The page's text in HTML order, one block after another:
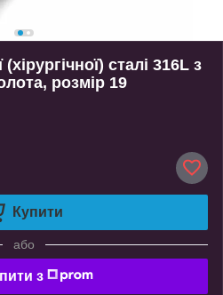
сталі 316L з
розмір 19
Купити
або
з